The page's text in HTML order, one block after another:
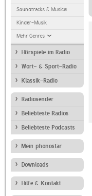
Soundtracks & Musical
Kinder-Musik
Mehr Genres
Hörspiele im Radio
Wort- & Sport-Radio
Klassik-Radio
Radiosender
Beliebteste Radios
Beliebteste Podcasts
Mein phonostar
Downloads
Hilfe & Kontakt